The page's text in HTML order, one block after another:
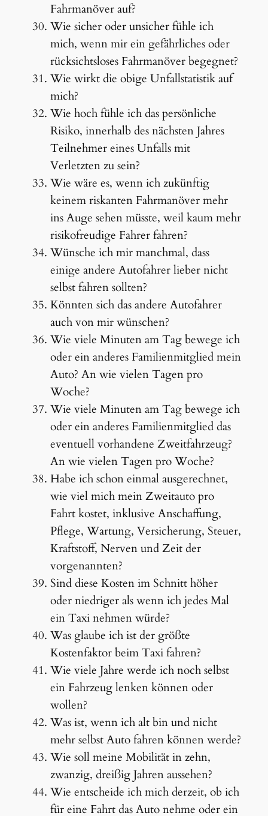
Fahrmanöver auf?
Wie sicher oder unsicher fühle ich
mich, wenn mir ein gefährliches oder
rücksichtsloses Fahrmanöver begegnet?
Wie wirkt die obige Unfallstatistik auf
mich?
Wie hoch fühle ich das persönliche
Risiko, innerhalb des nächsten Jahres
Teilnehmer eines Unfalls mit
Verletzten zu sein?
Wie wäre es, wenn ich zukünftig
keinem riskanten Fahrmanöver mehr
ins Auge sehen müsste, weil kaum mehr
risikofreudige Fahrer fahren?
Wünsche ich mir manchmal, dass
einige andere Autofahrer lieber nicht
selbst fahren sollten?
Könnten sich das andere Autofahrer
auch von mir wünschen?
Wie viele Minuten am Tag bewege ich
oder ein anderes Familienmitglied mein
Auto? An wie vielen Tagen pro
Woche?
Wie viele Minuten am Tag bewege ich
oder ein anderes Familienmitglied das
eventuell vorhandene Zweitfahrzeug?
An wie vielen Tagen pro Woche?
Habe ich schon einmal ausgerechnet,
wie viel mich mein Zweitauto pro
Fahrt kostet, inklusive Anschaffung,
Pflege, Wartung, Versicherung, Steuer,
Kraftstoff, Nerven und Zeit der
vorgenannten?
Sind diese Kosten im Schnitt höher
oder niedriger als wenn ich jedes Mal
ein Taxi nehmen würde?
Was glaube ich ist der größte
Kostenfaktor beim Taxi fahren?
Wie viele Jahre werde ich noch selbst
ein Fahrzeug lenken können oder
wollen?
Was ist, wenn ich alt bin und nicht
mehr selbst Auto fahren können werde?
Wie soll meine Mobilität in zehn,
zwanzig, dreißig Jahren aussehen?
Wie entscheide ich mich derzeit, ob ich
für eine Fahrt das Auto nehme oder ein